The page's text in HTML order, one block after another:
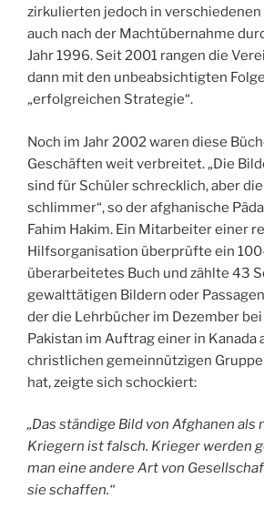
zirkulierten jedoch in
auch nach der Machtübernahme
Jahr 1996. Seit 2001 rangen die
dann mit den unbeabsichtigten
„erfolgreichen Strategie“.
Noch im Jahr 2002 waren diese
Geschäften weit verbreitet. „Die
sind für Schüler schrecklich, aber
schlimmer“, so der afghanische
Fahim Hakim. Ein Mitarbeiter einer
Hilfsorganisation überprüfte ein
überarbeitetes Buch und zählte 43
gewalttätigen Bildern oder
der die Lehrbücher im Dezember
Pakistan im Auftrag einer in Kanada
christlichen gemeinnützigen
hat, zeigte sich schockiert:
„Das ständige Bild von Afghanen als
Kriegern ist falsch. Krieger werden
man eine andere Art von
sie schaffen.“